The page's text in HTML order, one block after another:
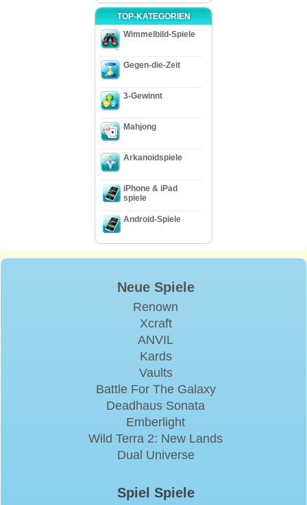
TOP-KATEGORIEN
Wimmelbild-Spiele
Gegen-die-Zeit
3-Gewinnt
Mahjong
Arkanoidspiele
iPhone & iPad
spiele
Android-Spiele
Neue Spiele
Renown
Xcraft
ANVIL
Kards
Vaults
Battle For The Galaxy
Deadhaus Sonata
Emberlight
Wild Terra 2: New Lands
Dual Universe
Spiel Spiele